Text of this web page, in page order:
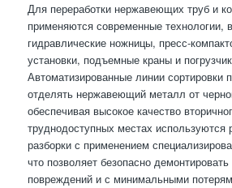
Для переработки нержавеющих труб и
применяются современные технологии,
гидравлические ножницы, пресс-
установки, подъемные краны и
Автоматизированные линии сортировки
отделять нержавеющий металл от
обеспечивая высокое качество
труднодоступных местах
разборки с применением
что позволяет безопасно демонтировать
повреждений и с минимальными